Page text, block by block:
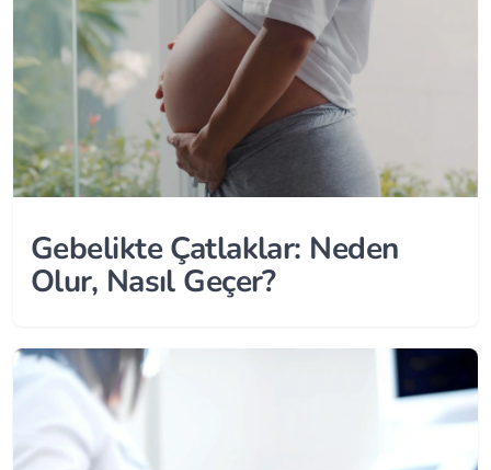
Gebelikte Çatlaklar: Neden
Olur, Nasıl Geçer?